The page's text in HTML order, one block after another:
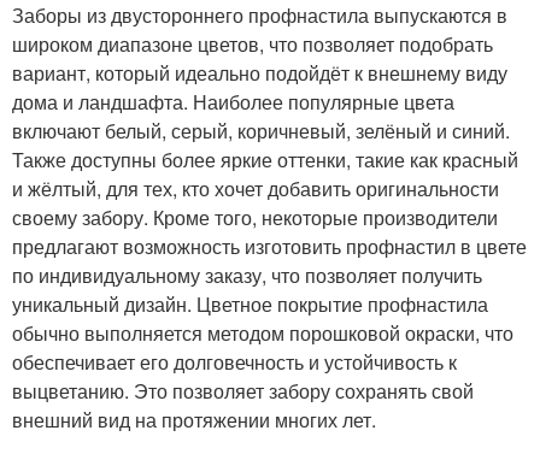
Заборы из двустороннего профнастила выпускаются в
широком диапазоне цветов, что позволяет подобрать
вариант, который идеально подойдёт к внешнему виду
дома и ландшафта. Наиболее популярные цвета
включают белый, серый, коричневый, зелёный и синий.
Также доступны более яркие оттенки, такие как красный
и жёлтый, для тех, кто хочет добавить оригинальности
своему забору. Кроме того, некоторые производители
предлагают возможность изготовить профнастил в цвете
по индивидуальному заказу, что позволяет получить
уникальный дизайн. Цветное покрытие профнастила
обычно выполняется методом порошковой окраски, что
обеспечивает его долговечность и устойчивость к
выцветанию. Это позволяет забору сохранять свой
внешний вид на протяжении многих лет.